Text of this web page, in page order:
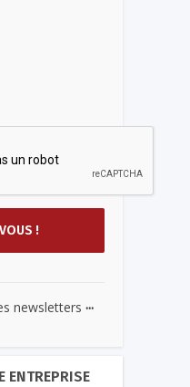
newsletters ...
ENTREPRISE